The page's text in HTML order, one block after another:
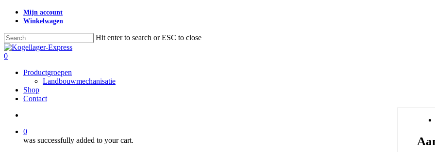
Skip
content
Mijn account
Winkelwagen
Hit enter to search or ESC to close
Close
Search
search
0
Productgroepen
Landbouwmechanisatie
Shop
Contact
0
was successfully added to your cart.